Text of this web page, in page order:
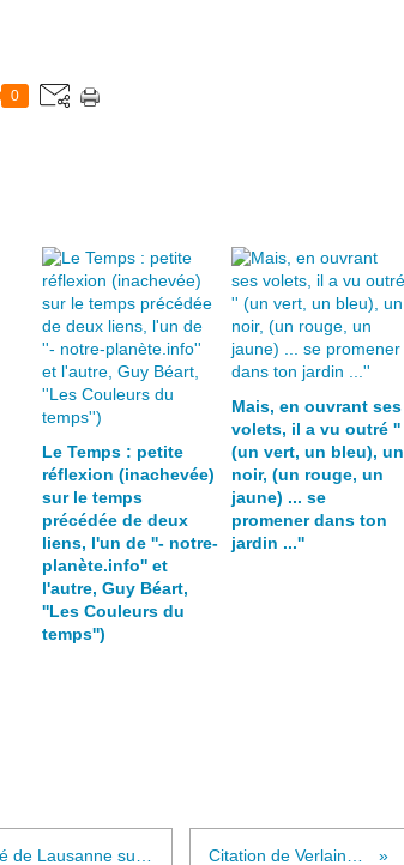
0
Le Temps : petite
réflexion (inachevée)
sur le temps
précédée de deux
liens, l'un de ''- notre-
planète.info'' et
l'autre, Guy Béart,
''Les Couleurs du
temps'')
Mais, en ouvrant ses
volets, il a vu outré ''
(un vert, un bleu), un
noir, (un rouge, un
jaune) ... se
promener dans ton
jardin ...''